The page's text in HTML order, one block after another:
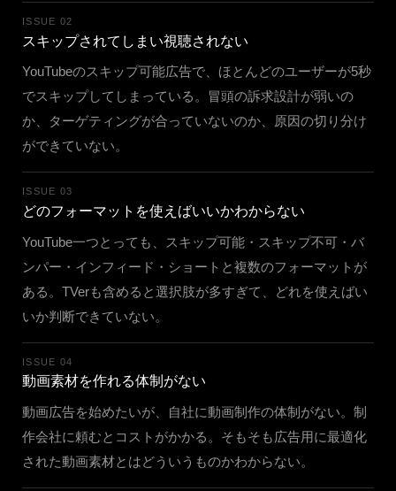
ISSUE 02
スキップされてしまい視聴されない
YouTubeのスキップ可能広告で、ほとんどのユーザーが5秒
でスキップしてしまっている。冒頭の訴求設計が弱いの
か、ターゲティングが合っていないのか、原因の切り分け
ができていない。
ISSUE 03
どのフォーマットを使えばいいかわからない
YouTube一つとっても、スキップ可能・スキップ不可・バ
ンパー・インフィード・ショートと複数のフォーマットが
ある。TVerも含めると選択肢が多すぎて、どれを使えばい
いか判断できていない。
ISSUE 04
動画素材を作れる体制がない
動画広告を始めたいが、自社に動画制作の体制がない。制
作会社に頼むとコストがかかる。そもそも広告用に最適化
された動画素材とはどういうものかわからない。